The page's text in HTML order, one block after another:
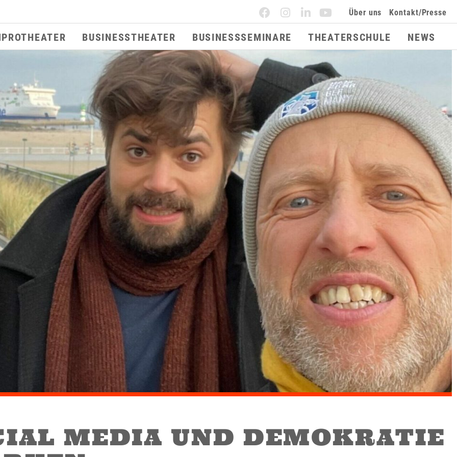
Über uns Kontakt/Presse
BUSINESSTHEATER BUSINESSSEMINARE THEATERSCHULE NEWS
MEDIA UND DEMOKRATIE